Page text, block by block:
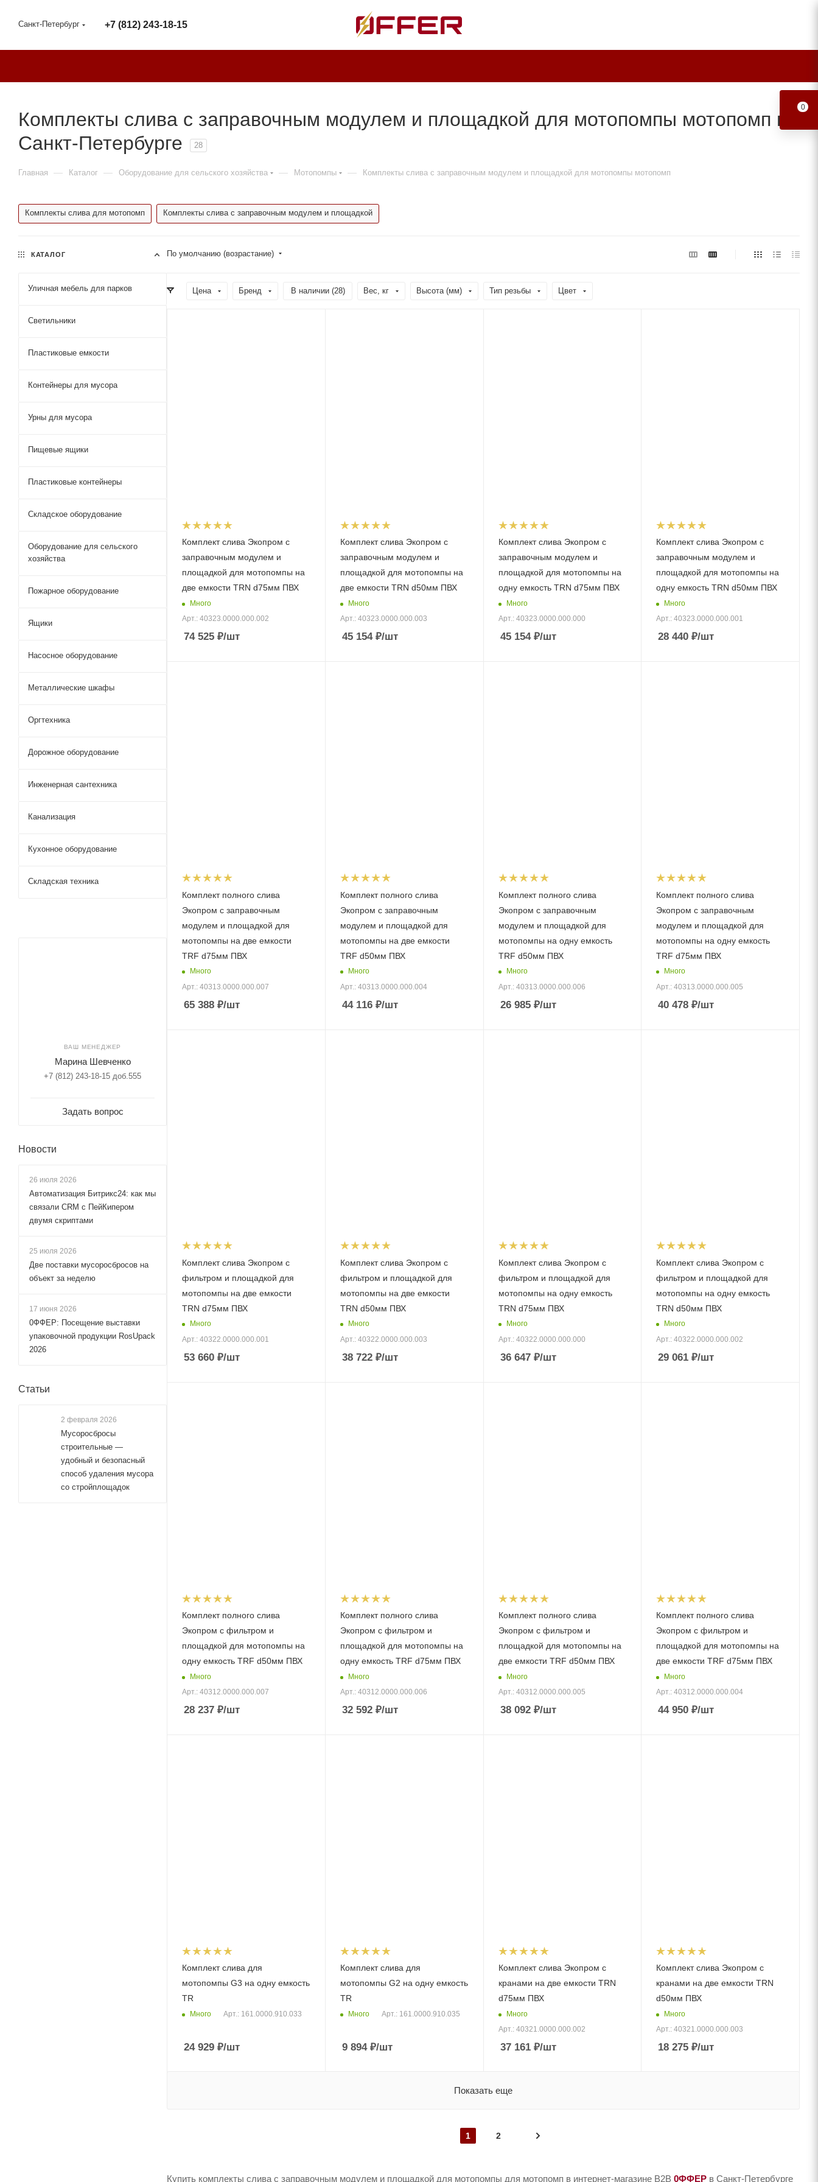
Санкт-Петербург +7 (812) 243-18-15
Комплекты слива с заправочным модулем и площадкой для мотопомпы мотопомп в
Санкт-Петербурге
28
Главная — Каталог — Оборудование для сельского хозяйства — Мотопомпы — Комплекты слива с заправочным модулем и площадкой для мотопомпы мотопомп
Комплекты слива для мотопомп Комплекты слива с заправочным модулем и площадкой
По умолчанию (возрастание)
Цена Бренд В наличии (28) Вес, кг Высота (мм) Тип резьбы Цвет
Комплект слива Экопром с
заправочным модулем и
площадкой для мотопомпы на
две емкости TRN d75мм ПВХ
Много
Арт.: 40323.0000.000.002
74 525 ₽/шт
Комплект слива Экопром с
заправочным модулем и
площадкой для мотопомпы на
две емкости TRN d50мм ПВХ
Много
Арт.: 40323.0000.000.003
45 154₽/шт
Комплект слива Экопром с
заправочным модулем и
площадкой для мотопомпы на
одну емкость TRN d75мм ПВХ
Много
Арт.: 40323.0000.000.000
45 154₽/шт
Комплект слива Экопром с
заправочным модулем и
площадкой для мотопомпы на
одну емкость TRN d50мм ПВХ
Много
Арт.: 40323.0000.000.001
28 440 ₽/шт
Комплект полного слива
Экопром с заправочным
модулем и площадкой для
мотопомпы на две емкости
TRF d75мм ПВХ
Много
Арт.: 40313.0000.000.007
65 388 ₽/шт
Комплект полного слива
Экопром с заправочным
модулем и площадкой для
мотопомпы на две емкости
TRF d50мм ПВХ
Много
Арт.: 40313.0000.000.004
44 116₽/шт
Комплект полного слива
Экопром с заправочным
модулем и площадкой для
мотопомпы на одну емкость
TRF d50мм ПВХ
Много
Арт.: 40313.0000.000.006
26 985₽/шт
Комплект полного слива
Экопром с заправочным
модулем и площадкой для
мотопомпы на одну емкость
TRF d75мм ПВХ
Много
Арт.: 40313.0000.000.005
40 478 ₽/шт
Комплект слива Экопром с
фильтром и площадкой для
мотопомпы на две емкости
TRN d75мм ПВХ
Много
Арт.: 40322.0000.000.001
53 660 ₽/шт
Комплект слива Экопром с
фильтром и площадкой для
мотопомпы на две емкости
TRN d50мм ПВХ
Много
Арт.: 40322.0000.000.003
38 722₽/шт
Комплект слива Экопром с
фильтром и площадкой для
мотопомпы на одну емкость
TRN d75мм ПВХ
Много
Арт.: 40322.0000.000.000
36 647₽/шт
Комплект слива Экопром с
фильтром и площадкой для
мотопомпы на одну емкость
TRN d50мм ПВХ
Много
Арт.: 40322.0000.000.002
29 061 ₽/шт
Комплект полного слива
Экопром с фильтром и
площадкой для мотопомпы на
одну емкость TRF d50мм ПВХ
Много
Арт.: 40312.0000.000.007
28 237 ₽/шт
Комплект полного слива
Экопром с фильтром и
площадкой для мотопомпы на
одну емкость TRF d75мм ПВХ
Много
Арт.: 40312.0000.000.006
32 592₽/шт
Комплект полного слива
Экопром с фильтром и
площадкой для мотопомпы на
две емкости TRF d50мм ПВХ
Много
Арт.: 40312.0000.000.005
38 092₽/шт
Комплект полного слива
Экопром с фильтром и
площадкой для мотопомпы на
две емкости TRF d75мм ПВХ
Много
Арт.: 40312.0000.000.004
44 950 ₽/шт
Комплект слива для
мотопомпы G3 на одну емкость
TR
Много Арт.: 161.0000.910.033
24 929 ₽/шт
Комплект слива для
мотопомпы G2 на одну емкость
TR
Много Арт.: 161.0000.910.035
9 894₽/шт
Комплект слива Экопром с
кранами на две емкости TRN
d75мм ПВХ
Много
Арт.: 40321.0000.000.002
37 161₽/шт
Комплект слива Экопром с
кранами на две емкости TRN
d50мм ПВХ
Много
Арт.: 40321.0000.000.003
18 275 ₽/шт
Показать еще
1 2
Купить комплекты слива с заправочным модулем и площадкой для мотопомпы для мотопомп в интернет-магазине B2B 0ФФЕР в Санкт-Петербурге
КАТАЛОГ
Уличная мебель для парков
Светильники
Пластиковые емкости
Контейнеры для мусора
Урны для мусора
Пищевые ящики
Пластиковые контейнеры
Складское оборудование
Оборудование для сельского
хозяйства
Пожарное оборудование
Ящики
Насосное оборудование
Металлические шкафы
Оргтехника
Дорожное оборудование
Инженерная сантехника
Канализация
Кухонное оборудование
Складская техника
ВАШ МЕНЕДЖЕР
Марина Шевченко
+7 (812) 243-18-15 доб.555
Задать вопрос
Новости
26 июля 2026
Автоматизация Битрикс24: как мы
связали CRM с ПейКипером
двумя скриптами
25 июля 2026
Две поставки мусоросбросов на
объект за неделю
17 июня 2026
0ФФЕР: Посещение выставки
упаковочной продукции RosUpack
2026
Статьи
2 февраля 2026
Мусоросбросы
строительные —
удобный и безопасный
способ удаления мусора
со стройплощадок
0